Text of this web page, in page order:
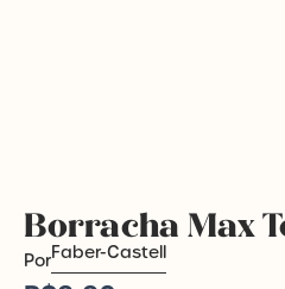
Borracha Max
PorFaber-Castell